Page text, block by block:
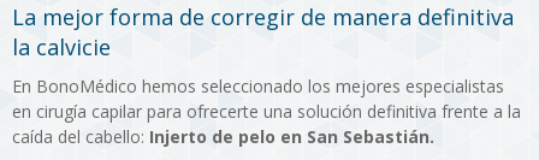
La mejor forma de corregir de manera definitiva
la calvicie
En BonoMédico hemos seleccionado los mejores especialistas
en cirugía capilar para ofrecerte una solución definitiva frente a la
caída del cabello: Injerto de pelo en San Sebastián.